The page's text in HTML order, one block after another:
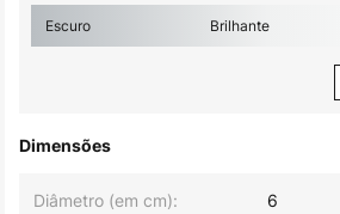
Escuro Brilhante
Dimensões
Diâmetro (em cm): 6